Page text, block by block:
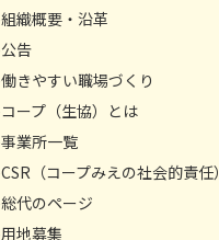
組織概要・沿⾰
公告
働きやすい職場づくり
コープ（生協）とは
事業所⼀覧
CSR（コープみえの社会的責任）
総代のページ
用地募集